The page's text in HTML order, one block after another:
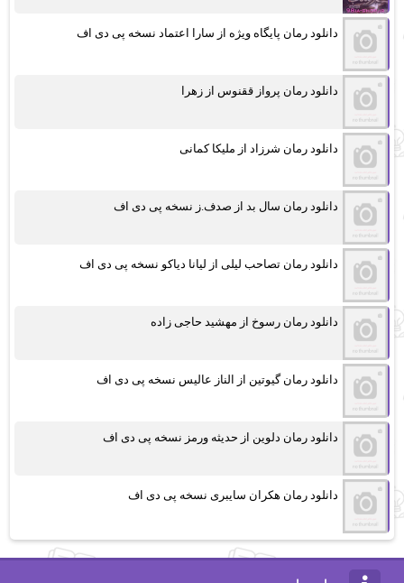
دانلود رمان پایگاه ویژه از سارا اعتماد نسخه پی دی اف
دانلود رمان پرواز ققنوس از زهرا
دانلود رمان شرزاد از ملیکا کمانی
دانلود رمان سال بد از صدف.ز نسخه پی دی اف
دانلود رمان تصاحب لیلی از لیانا دیاکو نسخه پی دی اف
دانلود رمان رسوخ از مهشید حاجی زاده
دانلود رمان گیوتین از الناز عالیس نسخه پی دی اف
دانلود رمان دلوین از حدیثه ورمز نسخه پی دی اف
دانلود رمان هکران سایبری نسخه پی دی اف